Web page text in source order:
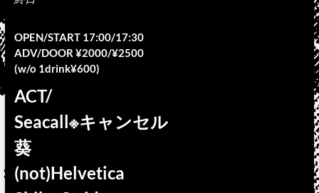
OPEN/START 17:00/17:30
ADV/DOOR ¥2000/¥2500
(w/o 1drink¥600)
ACT/
Seacall※キャンセル
葵
(not)Helvetica